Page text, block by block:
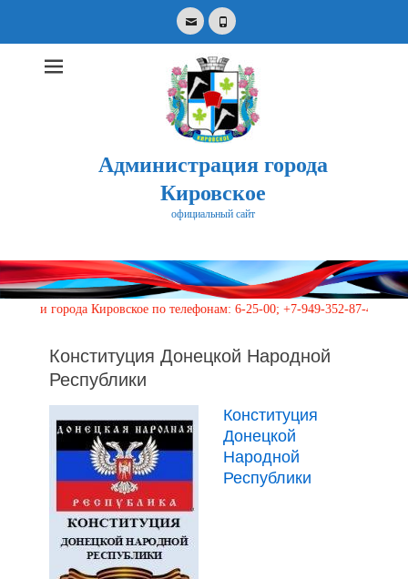
EmailPhone
Администрация города
Кировское
официальный сайт
for:
Кировское по телефонам: 6-25-00; +7-949-352-87-40, 113
Конституция Донецкой Народной
Республики
Конституция
Донецкой
Народной
Республики